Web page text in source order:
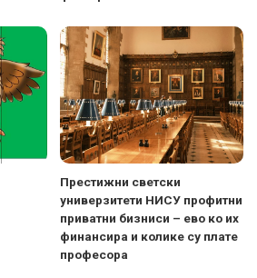
Престижни светски
универзитети НИСУ профитни
приватни бизниси – ево ко их
финансира и колике су плате
професора